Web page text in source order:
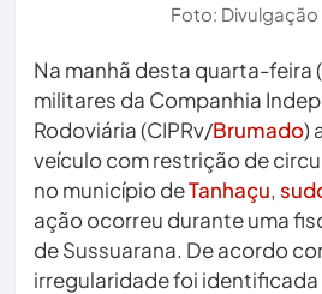
Foto: Divulgação
Na manhã desta quarta-feira
militares da Companhia
Rodoviária (CIPRv/Brumado)
veículo com restrição de
no município deTanhaçu,
ação ocorreu durante uma
de Sussuarana. De acordo
irregularidade foi